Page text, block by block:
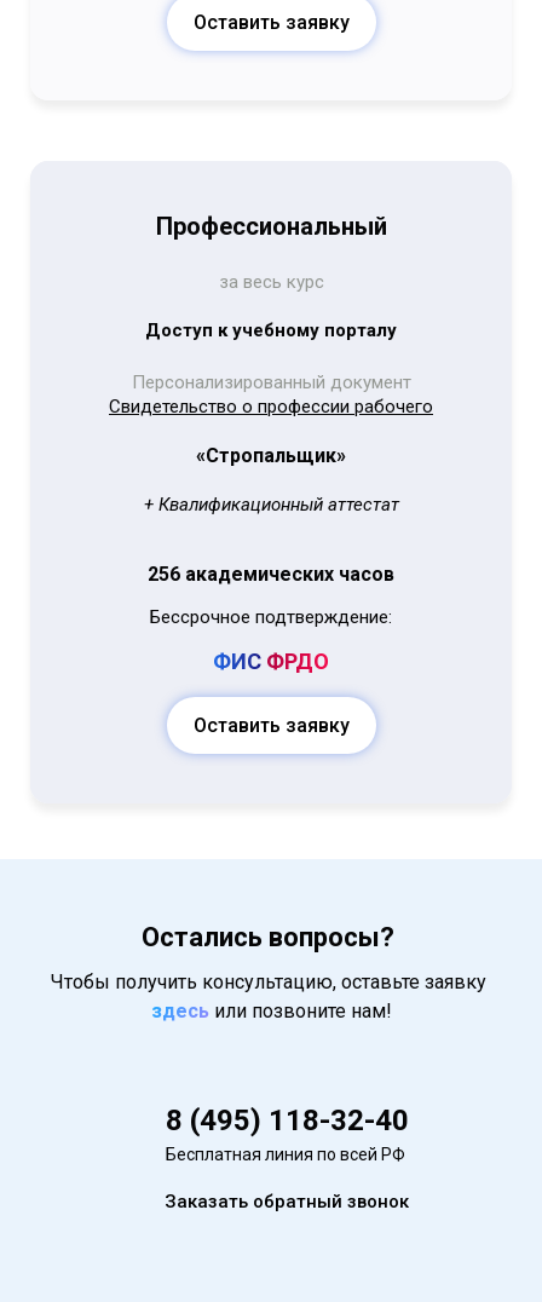
Оставить заявку
Профессиональный
за весь курс
Доступ к учебному порталу
Персонализированный документ
Свидетельство о профессии рабочего
«Стропальщик»
+ Квалификационный аттестат
256 академических часов
Бессрочное подтверждение:
ФИС ФРДО
Оставить заявку
Остались вопросы?
Чтобы получить консультацию, оставьте заявку
здесь или позвоните нам!
8 (495) 118-32-40
Бесплатная линия по всей РФ
Заказать обратный звонок